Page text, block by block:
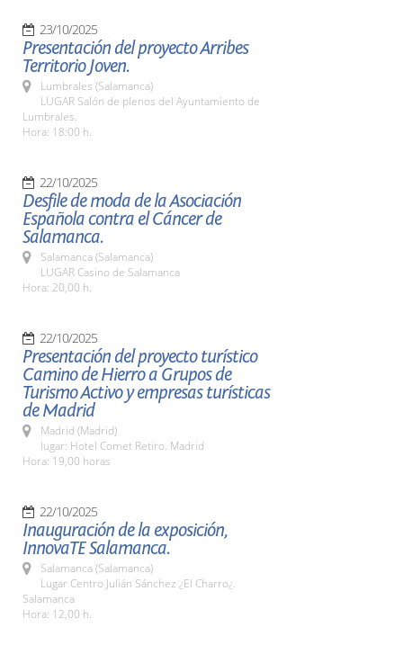
23/10/2025
Presentación del proyecto Arribes
Territorio Joven.
Lumbrales (Salamanca)
LUGAR Salón de plenos del Ayuntamiento de
Lumbrales.
Hora: 18:00 h.
22/10/2025
Desfile de moda de la Asociación
Española contra el Cáncer de
Salamanca.
Salamanca (Salamanca)
LUGAR Casino de Salamanca
Hora: 20,00 h.
22/10/2025
Presentación del proyecto turístico
Camino de Hierro a Grupos de
Turismo Activo y empresas turísticas
de Madrid
Madrid (Madrid)
lugar: Hotel Comet Retiro. Madrid
Hora: 19,00 horas
22/10/2025
Inauguración de la exposición,
InnovaTE Salamanca.
Salamanca (Salamanca)
Lugar Centro Julián Sánchez ¿El Charro¿.
Salamanca
Hora: 12,00 h.